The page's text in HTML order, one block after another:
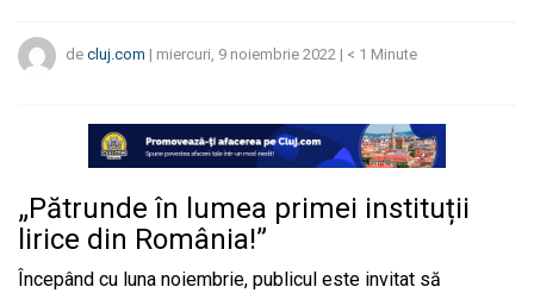
de cluj.com | miercuri, 9 noiembrie 2022 | < 1 Minute
„Pătrunde în lumea primei instituții
lirice din România!”
Începând cu luna noiembrie, publicul este invitat să